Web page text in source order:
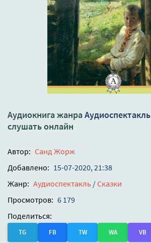
Аудиокнига жанра Аудиоспектакль
слушать онлайн
Автор: Санд Жорж
Добавлено: 15-07-2020, 21:38
Жанр: Аудиоспектакль /Сказки
Просмотров: 6 179
Поделиться:
TG FB TW WA VB